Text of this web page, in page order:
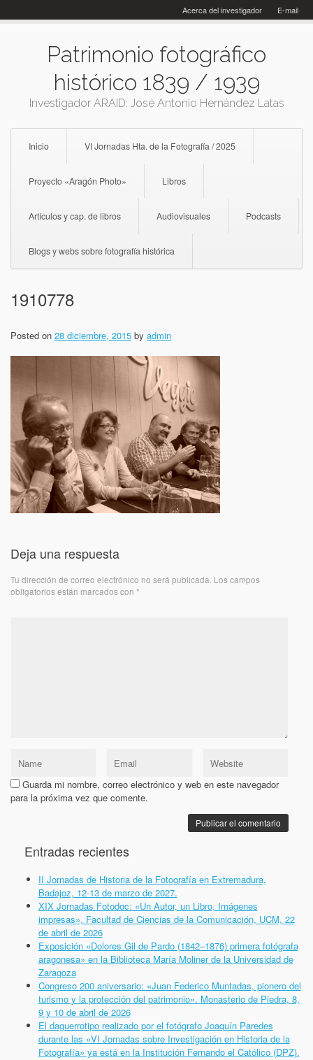
to
E-mail
Acerca del investigador
Patrimonio fotográfico
histórico 1839 / 1939
Investigador ARAID: José Antonio Hernández Latas
Inicio VI Jornadas Hta. de la Fotografía / 2025
Proyecto «Aragón Photo» Libros
Artículos y cap. de libros Audiovisuales Podcasts
Blogs y webs sobre fotografía histórica
1910778
Posted on 28 diciembre, 2015 by admin
Deja una respuesta
Tu dirección de correo electrónico no será publicada. Los campos
obligatorios están marcados con *
Guarda mi nombre, correo electrónico y web en este navegador
para la próxima vez que comente.
Entradas recientes
II Jornadas de Historia de la Fotografía en Extremadura,
Badajoz, 12-13 de marzo de 2027.
XIX Jornadas Fotodoc: «Un Autor, un Libro, Imágenes
impresas», Facultad de Ciencias de la Comunicación, UCM, 22
de abril de 2026
Exposición «Dolores Gil de Pardo (1842–1876) primera fotógrafa
aragonesa» en la Biblioteca María Moliner de la Universidad de
Zaragoza
Congreso 200 aniversario: «Juan Federico Muntadas, pionero del
turismo y la protección del patrimonio». Monasterio de Piedra, 8,
9 y 10 de abril de 2026
El daguerrotipo realizado por el fotógrafo Joaquín Paredes
durante las «VI Jornadas sobre Investigación en Historia de la
Fotografía» ya está en la Institución Fernando el Católico (DPZ).